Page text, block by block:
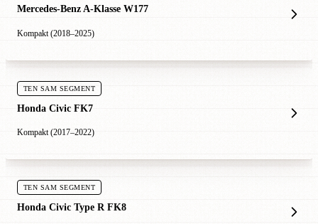
Mercedes-Benz A-Klasse W177
Kompakt (2018–2025)
TEN SAM SEGMENT
Honda Civic FK7
Kompakt (2017–2022)
TEN SAM SEGMENT
Honda Civic Type R FK8